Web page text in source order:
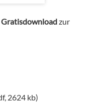
Gratisdownloadzur
2624 kb)